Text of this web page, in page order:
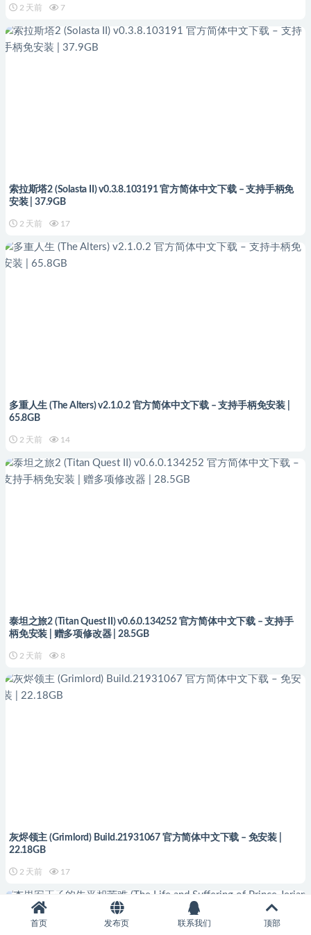
2 天前 7
索拉斯塔2 (Solasta II) v0.3.8.103191 官方简体中文下载 – 支持手柄免
安装 | 37.9GB
2 天前 17
多重人生 (The Alters) v2.1.0.2 官方简体中文下载 – 支持手柄免安装 |
65.8GB
2 天前 14
泰坦之旅2 (Titan Quest II) v0.6.0.134252 官方简体中文下载 – 支持手
柄免安装 | 赠多项修改器 | 28.5GB
2 天前 8
灰烬领主 (Grimlord) Build.21931067 官方简体中文下载 – 免安装 |
22.18GB
2 天前 17
首页 发布页 联系我们 顶部